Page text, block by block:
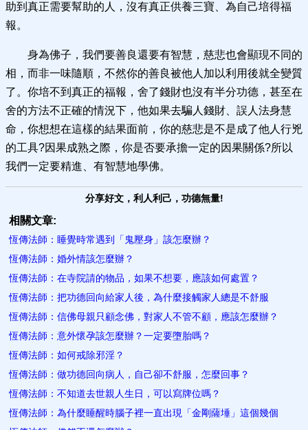
助到真正需要幫助的人，沒有真正供養三寶、為自己培得福
報。
身為佛子，我們要善良還要有智慧，慈悲也會顯現不同的
相，而非一味隨順，不然你的善良被他人加以利用後就全變質
了。你培不到真正的福報，舍了錢財也沒有半分功德，甚至在
舍的方法不正確的情況下，他如果去騙人錢財、誤人法身慧
命，你想想在這樣的結果面前，你的慈悲是不是成了他人行兇
的工具?因果成熟之際，你是否要承擔一定的因果關係?所以
我們一定要精進、有智慧地學佛。
分享好文，利人利己，功德無量!
相關文章:
恆傳法師：睡覺時常遇到「鬼壓身」該怎麼辦？
恆傳法師：婚外情該怎麼辦？
恆傳法師：在寺院請的物品，如果不想要，應該如何處置？
恆傳法師：把功德回向給家人後，為什麼接觸家人總是不舒服
恆傳法師：信佛母親只顧念佛，對家人不管不顧，應該怎麼辦？
恆傳法師：意外懷孕該怎麼辦？一定要墮胎嗎？
恆傳法師：如何戒除邪淫？
恆傳法師：做功德回向病人，自己卻不舒服，怎麼回事？
恆傳法師：不知道去世親人生日，可以寫牌位嗎？
恆傳法師：為什麼睡醒時腦子裡一直出現「金剛薩埵」這個幾個